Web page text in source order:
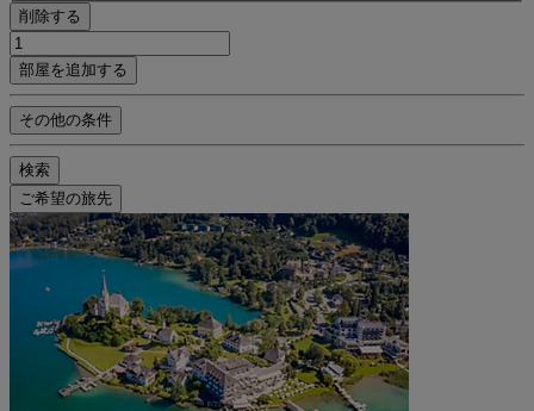
削除する
部屋を追加する
その他の条件
検索
ご希望の旅先